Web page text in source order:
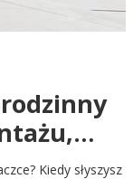
Kiedy słyszysz